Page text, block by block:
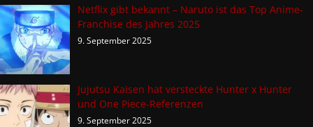
Netflix gibt bekannt – Naruto ist das Top Anime-
Franchise des Jahres 2025
9. September 2025
Jujutsu Kaisen hat versteckte Hunter x Hunter
und One Piece-Referenzen
9. September 2025